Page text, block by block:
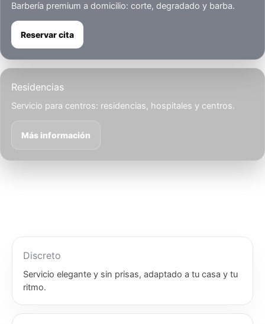
Barbería premium a domicilio: corte, degradado y barba.
Reservar cita
Residencias
Servicio para centros: residencias, hospitales y centros.
Más información
Discreto
Servicio elegante y sin prisas, adaptado a tu casa y tu
ritmo.